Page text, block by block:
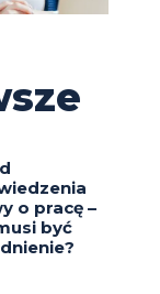
o pracę –
być